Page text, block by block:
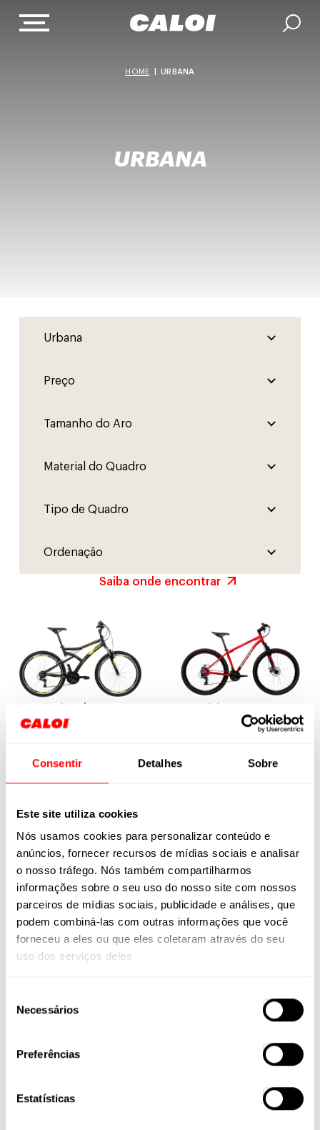
Consentir Detalhes Sobre
Este site utiliza cookies
Nós usamos cookies para personalizar conteúdo e
anúncios, fornecer recursos de mídias sociais e analisar
o nosso tráfego. Nós também compartilharmos
informações sobre o seu uso do nosso site com nossos
parceiros de mídias sociais, publicidade e análises, que
podem combiná-las com outras informações que você
forneceu a eles ou que eles coletaram através do seu
uso dos serviços deles
Necessários
Preferências
Estatísticas
HOME |URBANA
URBANA
Saiba onde encontrar
R$ 1.499,00
Aspen
R$ 1.799,00
Caloi 29 Sport